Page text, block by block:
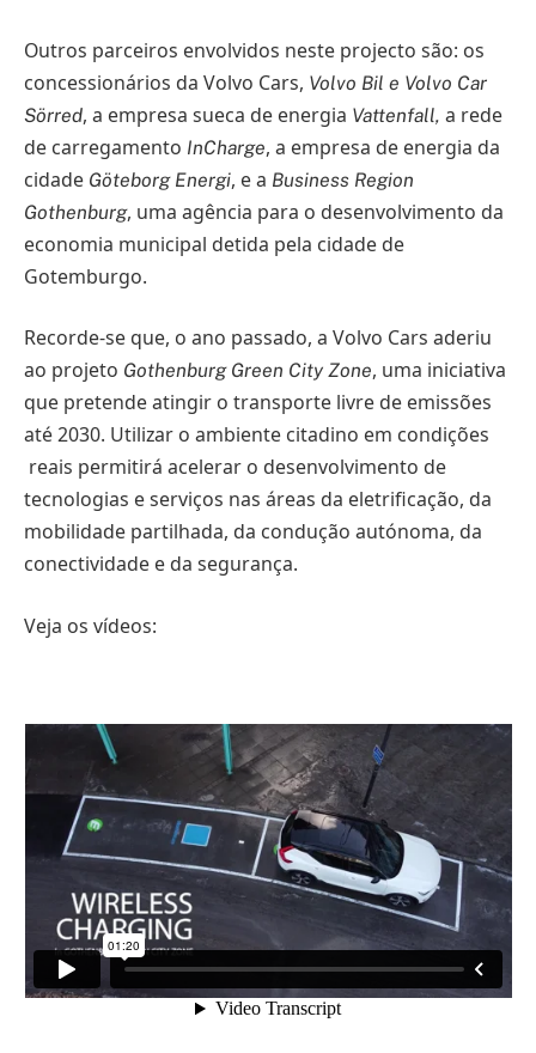
Outros parceiros envolvidos neste projecto são: os
concessionários da Volvo Cars, Volvo Bil e Volvo Car
Sörred, a empresa sueca de energia Vattenfall, a rede
de carregamento InCharge, a empresa de energia da
cidade Göteborg Energi, e a Business Region
Gothenburg, uma agência para o desenvolvimento da
economia municipal detida pela cidade de
Gotemburgo.
Recorde-se que, o ano passado, a Volvo Cars aderiu
ao projeto Gothenburg Green City Zone, uma iniciativa
que pretende atingir o transporte livre de emissões
até 2030. Utilizar o ambiente citadino em condições
reais permitirá acelerar o desenvolvimento de
tecnologias e serviços nas áreas da eletrificação, da
mobilidade partilhada, da condução autónoma, da
conectividade e da segurança.
Veja os vídeos: